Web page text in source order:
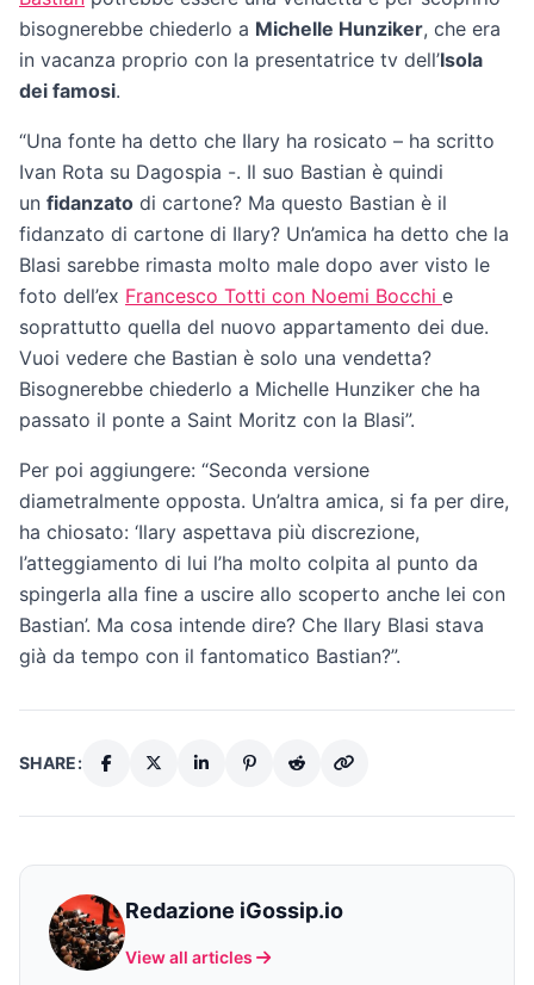
bisognerebbe chiederlo a Michelle Hunziker, che era
in vacanza proprio con la presentatrice tv dell’Isola
dei famosi.
“Una fonte ha detto che Ilary ha rosicato – ha scritto
Ivan Rota su Dagospia -. Il suo Bastian è quindi
un fidanzato di cartone? Ma questo Bastian è il
fidanzato di cartone di Ilary? Un’amica ha detto che la
Blasi sarebbe rimasta molto male dopo aver visto le
foto dell’ex Francesco Totti con Noemi Bocchi e
soprattutto quella del nuovo appartamento dei due.
Vuoi vedere che Bastian è solo una vendetta?
Bisognerebbe chiederlo a Michelle Hunziker che ha
passato il ponte a Saint Moritz con la Blasi”.
Per poi aggiungere: “Seconda versione
diametralmente opposta. Un’altra amica, si fa per dire,
ha chiosato: ‘Ilary aspettava più discrezione,
l’atteggiamento di lui l’ha molto colpita al punto da
spingerla alla fine a uscire allo scoperto anche lei con
Bastian’. Ma cosa intende dire? Che Ilary Blasi stava
già da tempo con il fantomatico Bastian?”.
SHARE:
Redazione iGossip.io
View all articles